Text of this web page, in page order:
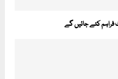
فراہم کئے جائیں گے